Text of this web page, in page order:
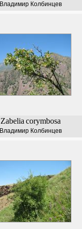
Владимир Колбинцев
Zabelia corymbosa
Владимир Колбинцев